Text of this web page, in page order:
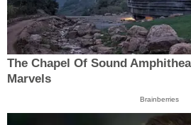
The Chapel Of Sound
Marvels
Brainberries